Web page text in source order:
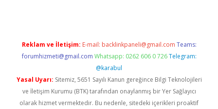
Reklam ve İletişim: E-mail: backlinkpaneli@gmail.com Teams:
forumhizmeti@gmail.com Whatsapp: 0262 606 0 726 Telegram:
@karabul
Yasal Uyarı: Sitemiz, 5651 Sayılı Kanun gereğince Bilgi Teknolojileri
ve İletişim Kurumu (BTK) tarafından onaylanmış bir Yer Sağlayıcı
olarak hizmet vermektedir. Bu nedenle, sitedeki içerikleri proaktif